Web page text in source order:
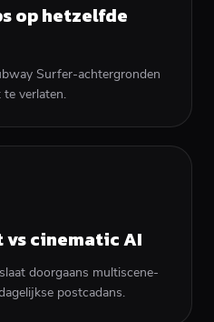
op hetzelfde
Surfer-achtergronden
te verlaten.
cinematic AI
doorgaans multiscene-
postcadans.